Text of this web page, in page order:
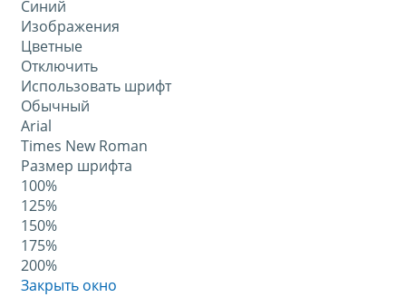
Синий
Изображения
Цветные
Отключить
Использовать шрифт
Обычный
Arial
Times New Roman
Размер шрифта
100%
125%
150%
175%
200%
Закрыть окно